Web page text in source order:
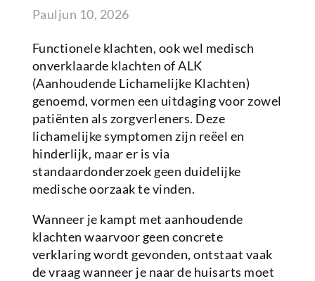
Pauljun 10, 2026
Functionele klachten, ook wel medisch
onverklaarde klachten of ALK
(Aanhoudende Lichamelijke Klachten)
genoemd, vormen een uitdaging voor zowel
patiënten als zorgverleners. Deze
lichamelijke symptomen zijn reëel en
hinderlijk, maar er is via
standaardonderzoek geen duidelijke
medische oorzaak te vinden.
Wanneer je kampt met aanhoudende
klachten waarvoor geen concrete
verklaring wordt gevonden, ontstaat vaak
de vraag wanneer je naar de huisarts moet